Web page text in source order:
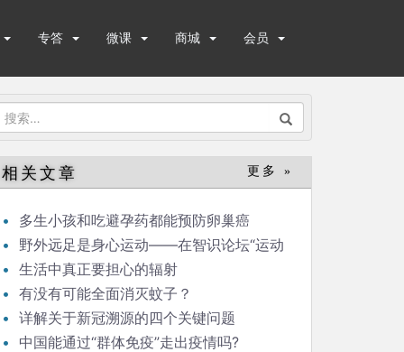
专答 微课 商城 会员
搜
：
相关文章 更多 »
多生小孩和吃避孕药都能预防卵巢癌
野外远足是身心运动——在智识论坛“运动
与健康”的发言
生活中真正要担心的辐射
有没有可能全面消灭蚊子？
详解关于新冠溯源的四个关键问题
中国能通过“群体免疫”走出疫情吗?